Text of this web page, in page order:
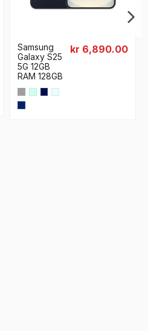
Samsung
Galaxy S25
5G 12GB
RAM 128GB
kr 6,890.00